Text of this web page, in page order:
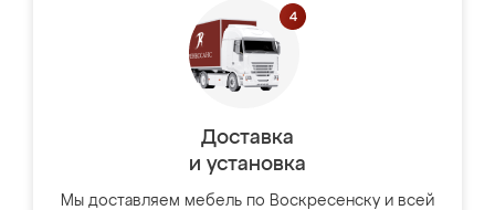
Доставка
и установка
Мы доставляем мебель по Воскресенску и всей